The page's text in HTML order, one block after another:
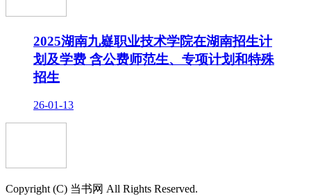
2025湖南九嶷职业技术学院在湖南招生计
划及学费 含公费师范生、专项计划和特殊
招生
26-01-13
Copyright (C) 当书网 All Rights Reserved.